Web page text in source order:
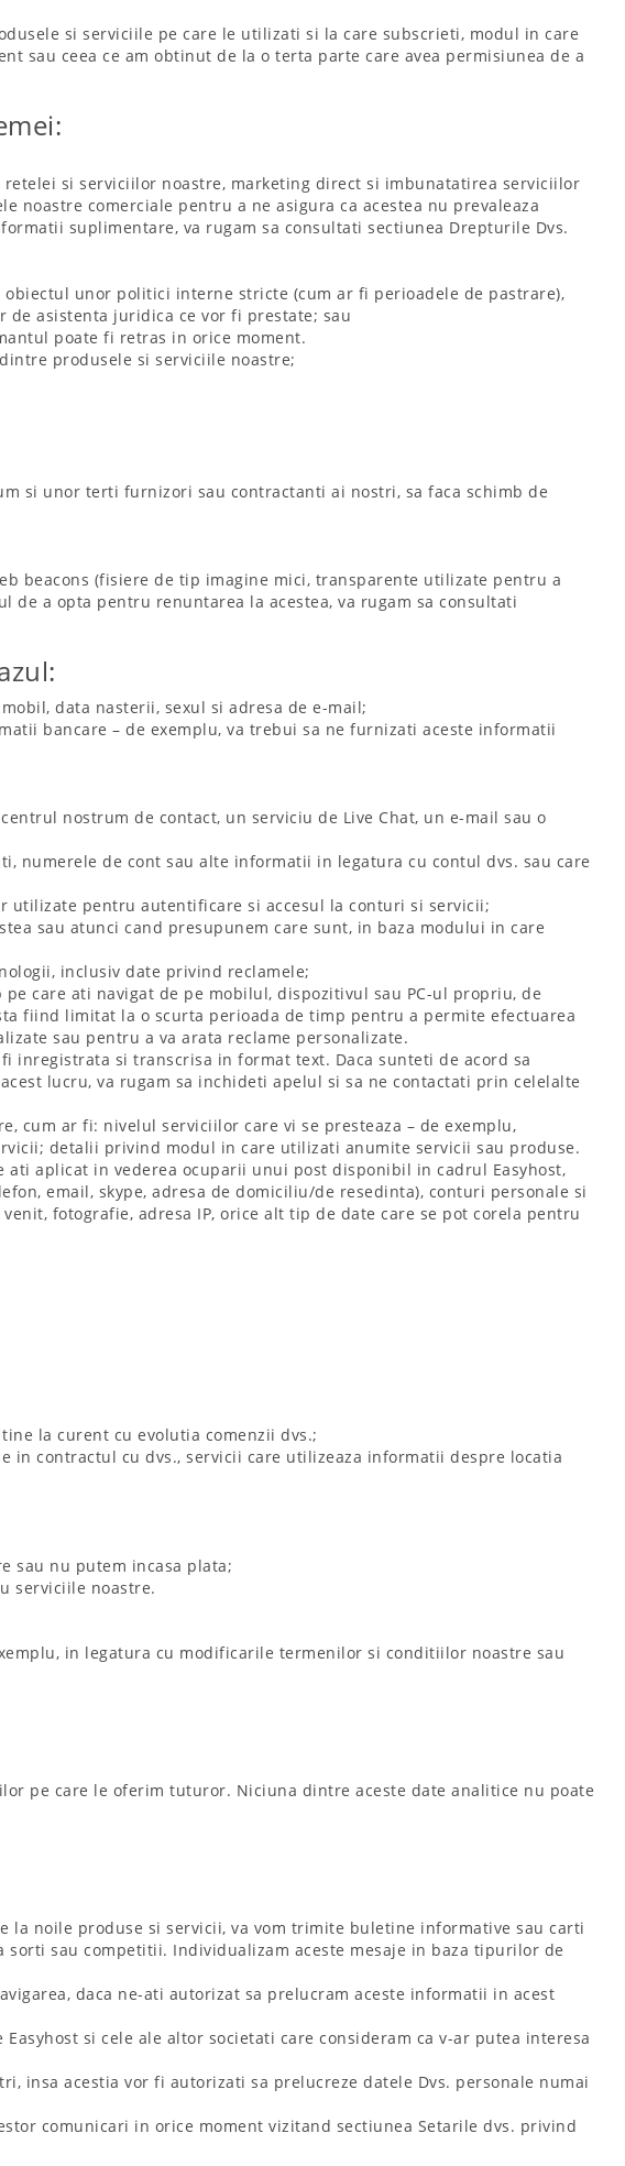
si serviciile pe care le utilizati si la care subscrieti, modul in care
sau ceea ce am obtinut de la o terta parte care avea permisiunea de a
si serviciilor noastre, marketing direct si imbunatatirea serviciilor
noastre comerciale pentru a ne asigura ca acestea nu prevaleaza
suplimentare, va rugam sa consultati sectiunea Drepturile Dvs.
unor politici interne stricte (cum ar fi perioadele de pastrare),
asistenta juridica ce vor fi prestate; sau
poate fi retras in orice moment.
produsele si serviciile noastre;
si unor terti furnizori sau contractanti ai nostri, sa faca schimb de
beacons (fisiere de tip imagine mici, transparente utilizate pentru a
a opta pentru renuntarea la acestea, va rugam sa consultati
data nasterii, sexul si adresa de e-mail;
bancare – de exemplu, va trebui sa ne furnizati aceste informatii
nostrum de contact, un serviciu de Live Chat, un e-mail sau o
numerele de cont sau alte informatii in legatura cu contul dvs. sau care
utilizate pentru autentificare si accesul la conturi si servicii;
sau atunci cand presupunem care sunt, in baza modului in care
inclusiv date privind reclamele;
care ati navigat de pe mobilul, dispozitivul sau PC-ul propriu, de
fiind limitat la o scurta perioada de timp pentru a permite efectuarea
sau pentru a va arata reclame personalizate.
inregistrata si transcrisa in format text. Daca sunteti de acord sa
lucru, va rugam sa inchideti apelul si sa ne contactati prin celelalte
cum ar fi: nivelul serviciilor care vi se presteaza – de exemplu,
detalii privind modul in care utilizati anumite servicii sau produse.
aplicat in vederea ocuparii unui post disponibil in cadrul Easyhost,
email, skype, adresa de domiciliu/de resedinta), conturi personale si
fotografie, adresa IP, orice alt tip de date care se pot corela pentru
la curent cu evolutia comenzii dvs.;
in contractul cu dvs., servicii care utilizeaza informatii despre locatia
sau nu putem incasa plata;
serviciile noastre.
in legatura cu modificarile termenilor si conditiilor noastre sau
pe care le oferim tuturor. Niciuna dintre aceste date analitice nu poate
la noile produse si servicii, va vom trimite buletine informative sau carti
sau competitii. Individualizam aceste mesaje in baza tipurilor de
daca ne-ati autorizat sa prelucram aceste informatii in acest
si cele ale altor societati care consideram ca v-ar putea interesa
insa acestia vor fi autorizati sa prelucreze datele Dvs. personale numai
comunicari in orice moment vizitand sectiunea Setarile dvs. privind